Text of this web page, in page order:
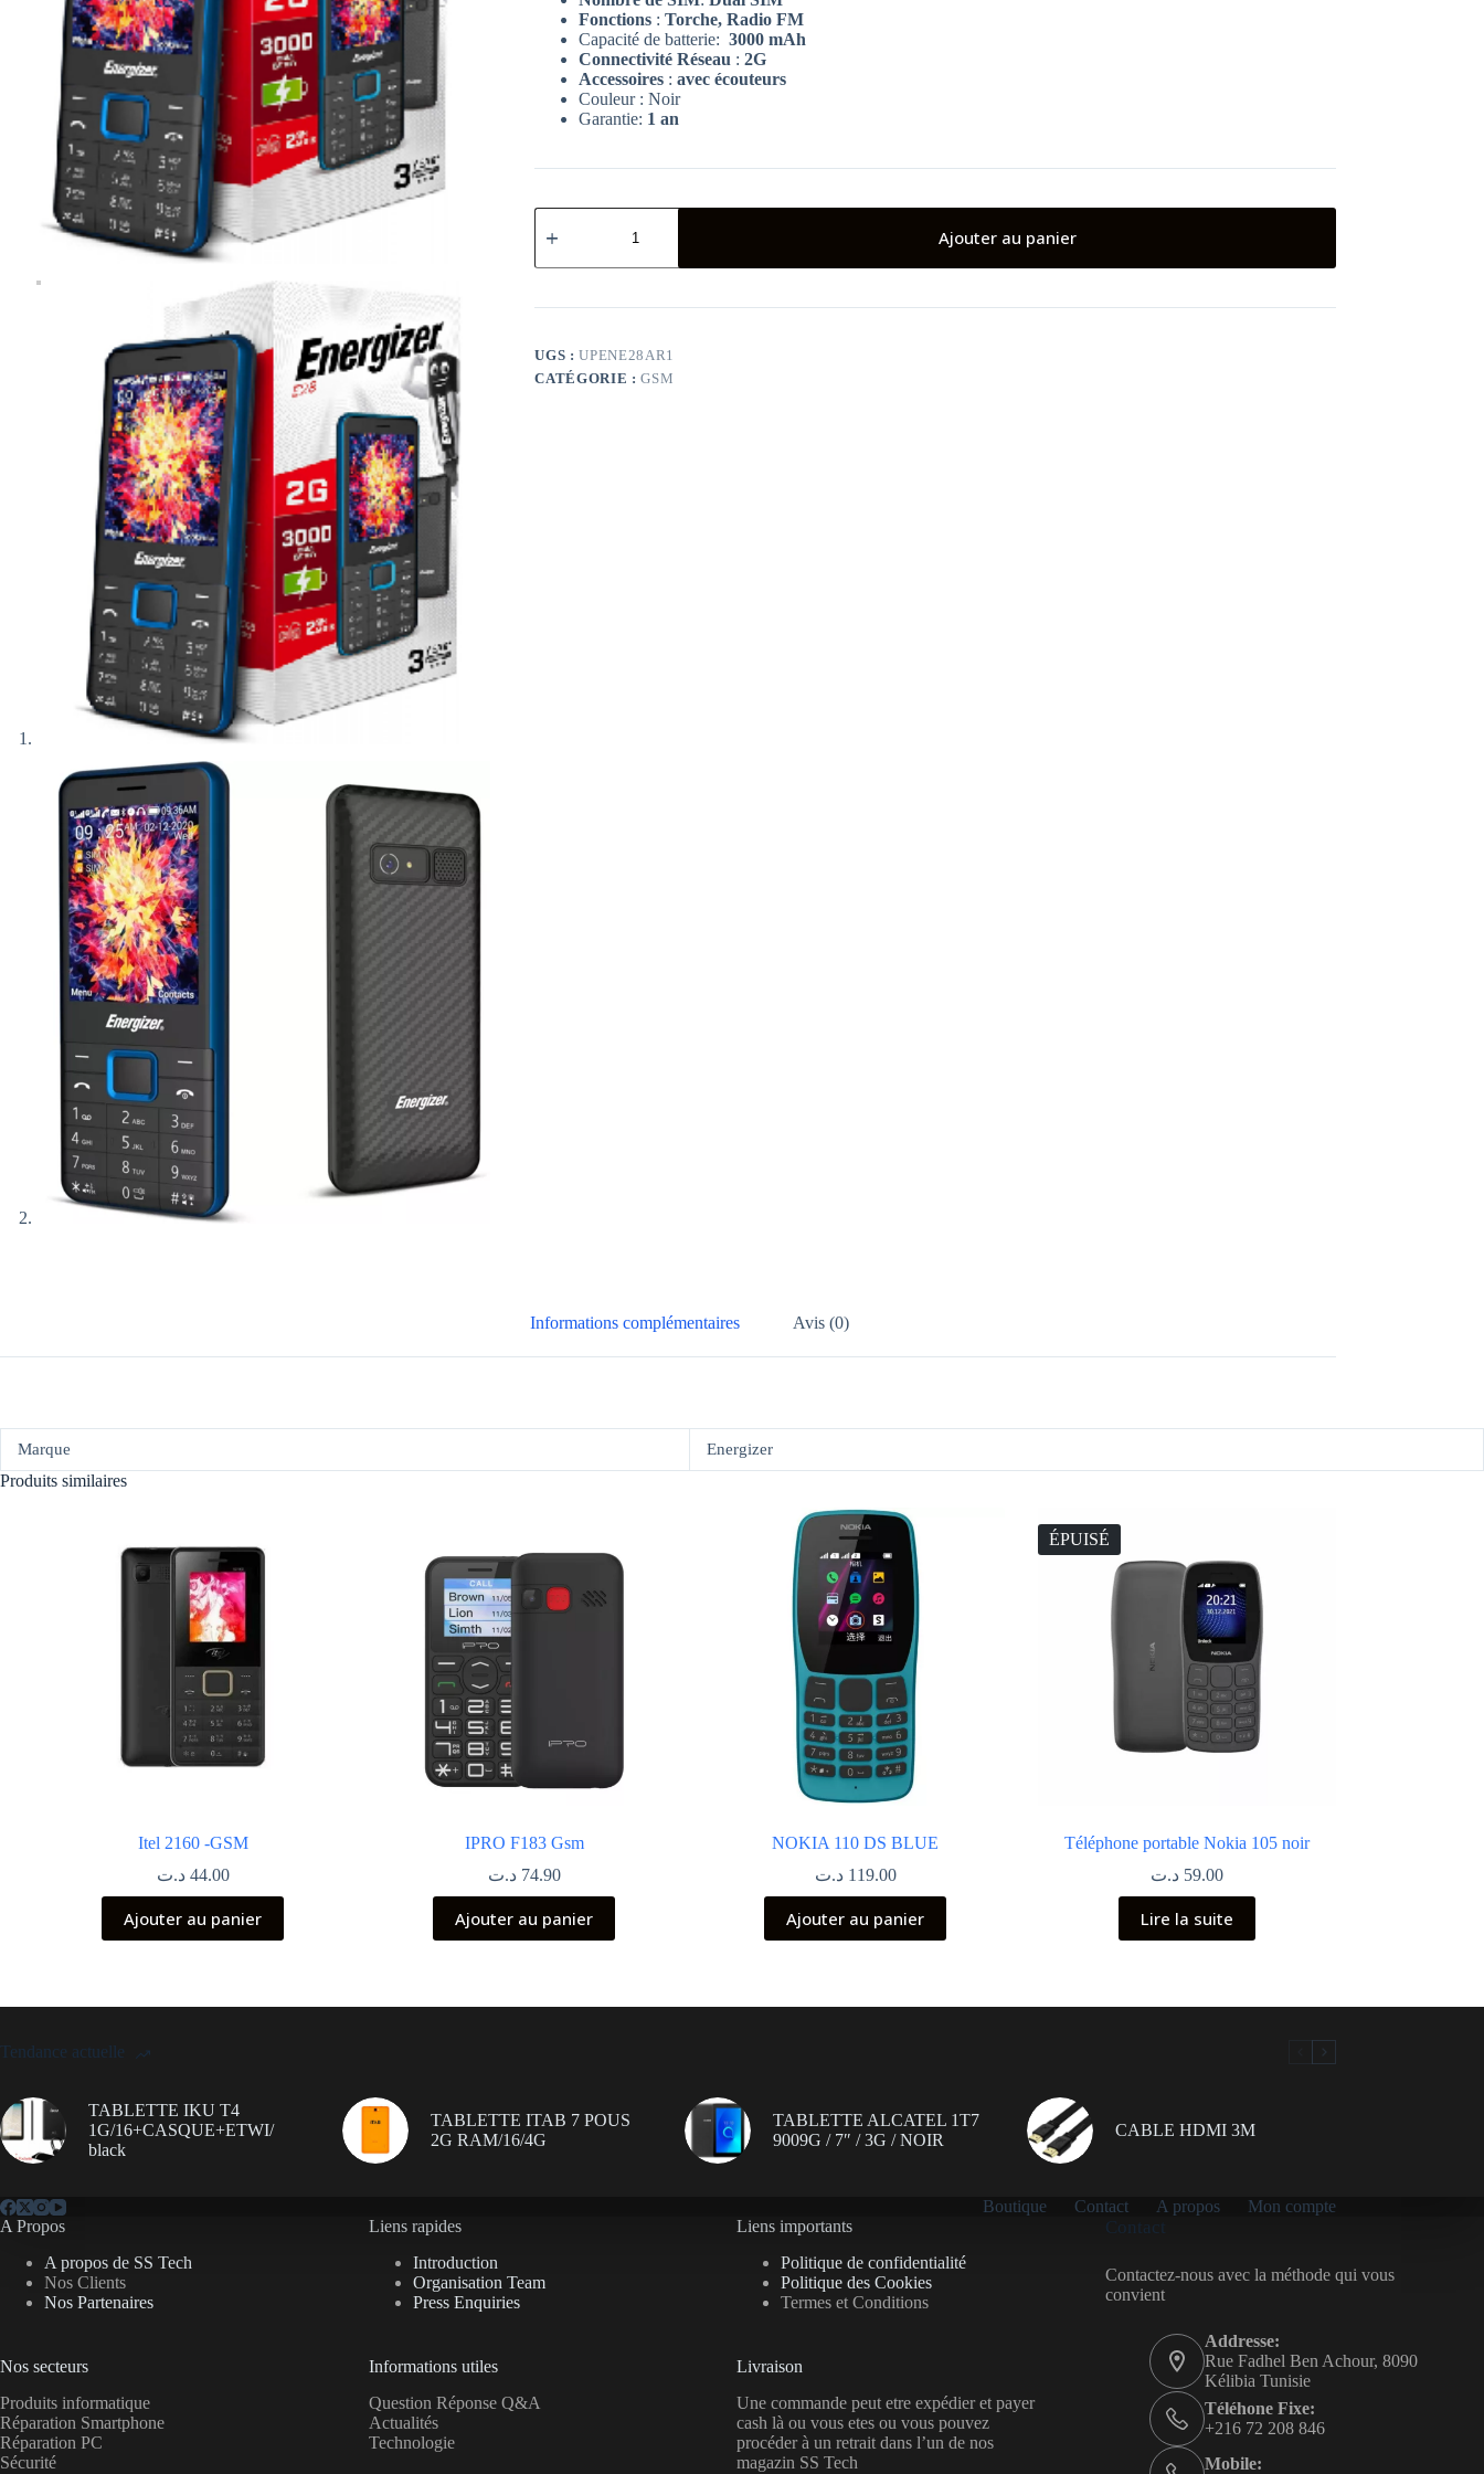
Fonctions :Torche, Radio FM
Capacité de batterie:3000 mAh
Connectivité Réseau :2G
Accessoires :avec écouteurs
Couleur : Noir
Garantie: 1 an
quantité
de
portable
E28
Ajouter au panier
UGS :UPENE28AR1
CATÉGORIE :GSM
Informations complémentaires Avis (0)
Marque Energizer
Produits similaires
Itel 2160 -GSM
44.00 د.ت
Ajouter au panier
IPRO F183 Gsm
74.90 د.ت
Ajouter au panier
NOKIA 110 DS BLUE
119.00 د.ت
Ajouter au panier
ÉPUISÉ
Téléphone portable Nokia 105 noir
59.00 د.ت
Lire la suite
Tendance actuelle
TABLETTE IKU T4
1G/16+CASQUE+ETWI/
black
TABLETTE ITAB 7 POUS
2G RAM/16/4G
TABLETTE ALCATEL 1T7
9009G / 7″ / 3G / NOIR
CABLE HDMI 3M
Boutique Contact A propos
Mon compte
A Propos
A propos de SS Tech
Nos Clients
Nos Partenaires
Nos secteurs
Produits informatique
Réparation Smartphone
Réparation PC
Sécurité
Liens rapides
Introduction
Organisation Team
Press Enquiries
Informations utiles
Question Réponse Q&A
Actualités
Technologie
Liens importants
Politique de confidentialité
Politique des Cookies
Termes et Conditions
Livraison
Une commande peut etre expédier et payer
cash là ou vous etes ou vous pouvez
procéder à un retrait dans l’un de nos
magazin SS Tech
Contact
Contactez-nous avec la méthode qui vous
convient
Addresse:
Rue Fadhel Ben Achour, 8090
Kélibia Tunisie
Téléhone Fixe:
+216 72 208 846
Mobile: